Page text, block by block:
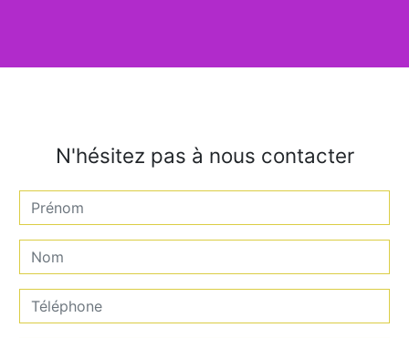
N'hésitez pas à nous contacter